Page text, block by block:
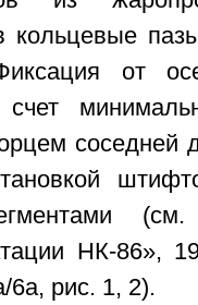
кольцевые
от
счет
соседней
НК-86»,
6а, рис. 1, 2).